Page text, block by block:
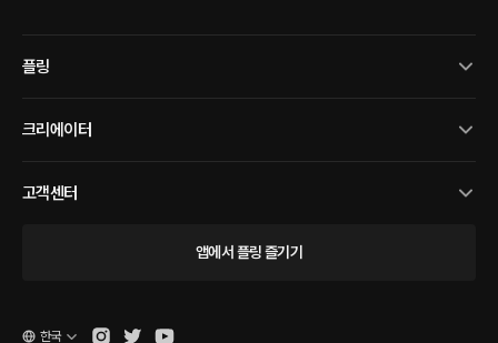
플링
크리에이터
고객센터
앱에서 플링 즐기기
한국